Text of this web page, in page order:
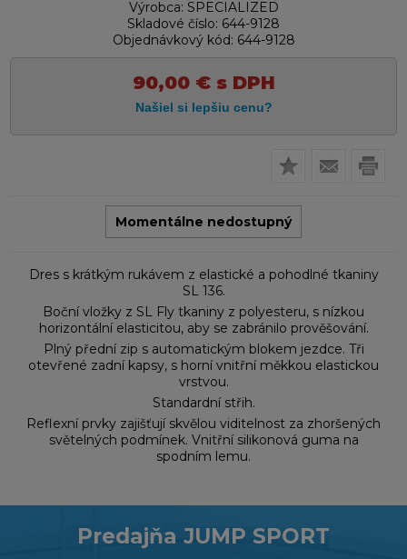
Výrobca: SPECIALIZED
Skladové číslo: 644-9128
Objednávkový kód: 644-9128
90,00 €s DPH
Momentálne nedostupný
Dres s krátkým rukávem z elastické a pohodlné tkaniny
SL 136.
Boční vložky z SL Fly tkaniny z polyesteru, s nízkou
horizontální elasticitou, aby se zabránilo prověšování.
Plný přední zip s automatickým blokem jezdce. Tři
otevřené zadní kapsy, s horní vnitřní měkkou elastickou
vrstvou.
Standardní střih.
Reflexní prvky zajišťují skvělou viditelnost za zhoršených
světelných podmínek. Vnitřní silikonová guma na
spodním lemu.
Predajňa JUMP SPORT